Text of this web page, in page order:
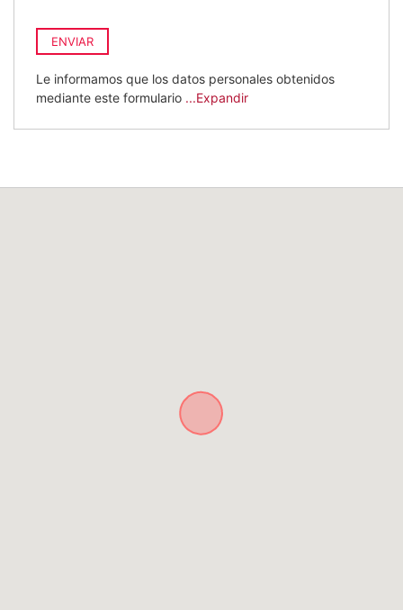
ENVIAR
Le informamos que los datos personales obtenidos
mediante este formulario ...Expandir